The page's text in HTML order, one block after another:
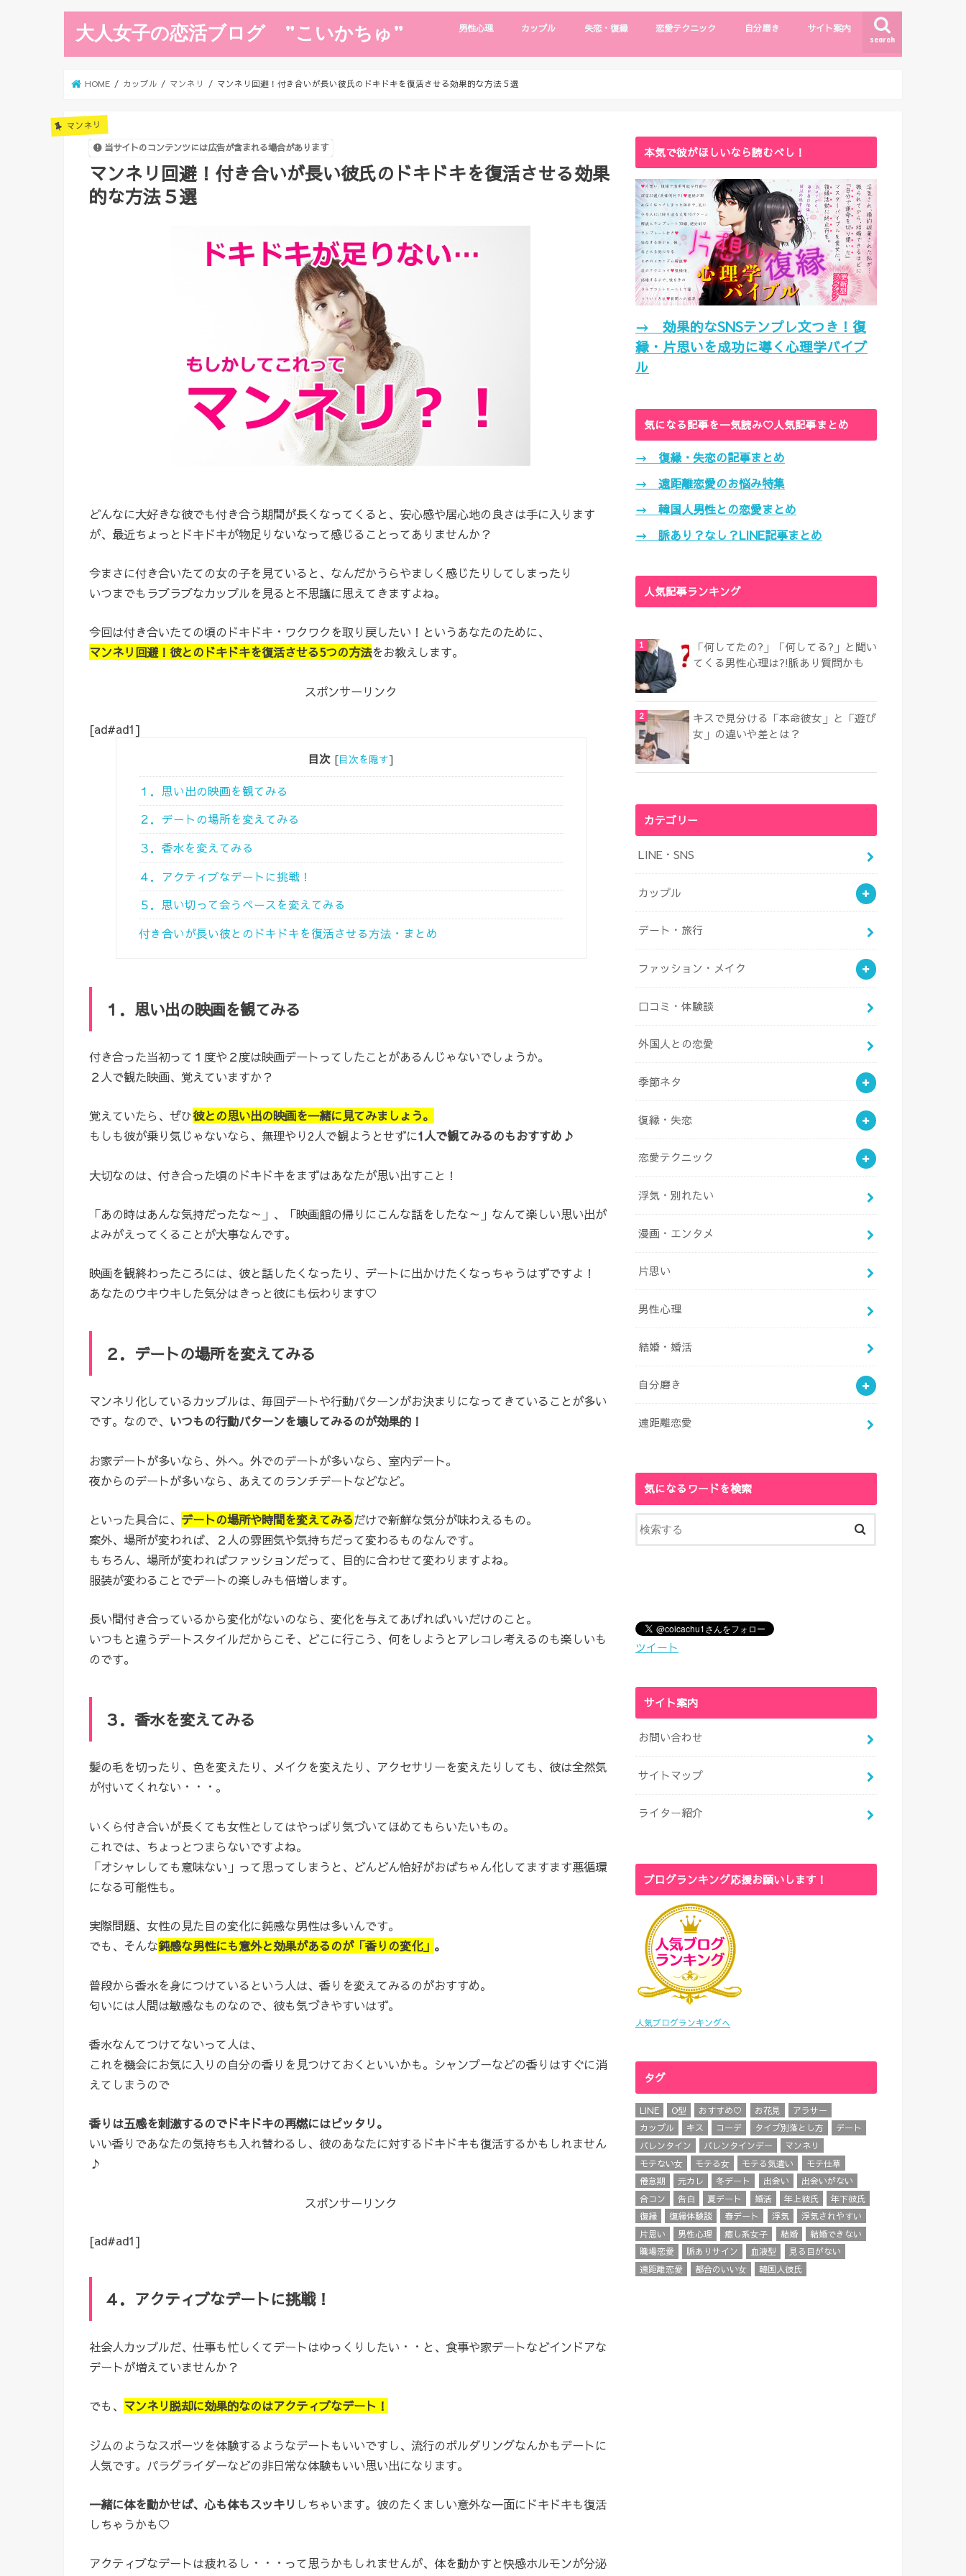
大人女子の恋活ブログ ”こいかちゅ” search
男性心理
片思い
男性心理
浮気・別れたい
カップル
デート・旅行
遠距離恋愛
年下彼氏
失恋・復縁
復縁・失恋
復縁の裏技
恋愛テクニック
モテしぐさ
恋愛テクニック
自分磨き
ファッション・メイク
自分磨き
出会い
漫画・エンタメ
サイト案内
サイトマップ
ライター紹介
お問い合わせ
HOME カップル マンネリ マンネリ回避！付き合いが長い彼氏のドキドキを復活させる効果的な方法５選
マンネリ
当サイトのコンテンツには広告が含まれる場合があります
マンネリ回避！付き合いが長い彼氏のドキドキを復活させる効果
的な方法５選
どんなに大好きな彼でも付き合う期間が長くなってくると、安心感や居心地の良さは手に入ります
が、最近ちょっとドキドキが物足りないなって感じることってありませんか？
今まさに付き合いたての女の子を見ていると、なんだかうらやましく感じたりしてしまったり
いつまでもラブラブなカップルを見ると不思議に思えてきますよね。
今回は付き合いたての頃のドキドキ・ワクワクを取り戻したい！というあなたのために、
マンネリ回避！彼とのドキドキを復活させる5つの方法をお教えします。
スポンサーリンク
[ad#ad1]
目次 [目次を隠す]
１．思い出の映画を観てみる
２．デートの場所を変えてみる
３．香水を変えてみる
４．アクティブなデートに挑戦！
５．思い切って会うペースを変えてみる
付き合いが長い彼とのドキドキを復活させる方法・まとめ
１．思い出の映画を観てみる
付き合った当初って１度や２度は映画デートってしたことがあるんじゃないでしょうか。
２人で観た映画、覚えていますか？
覚えていたら、ぜひ彼との思い出の映画を一緒に見てみましょう。
もしも彼が乗り気じゃないなら、無理やり2人で観ようとせずに1人で観てみるのもおすすめ♪
大切なのは、付き合った頃のドキドキをまずはあなたが思い出すこと！
「あの時はあんな気持だったな～」、「映画館の帰りにこんな話をしたな～」なんて楽しい思い出が
よみがえってくることが大事なんです。
映画を観終わったころには、彼と話したくなったり、デートに出かけたくなっちゃうはずですよ！
あなたのウキウキした気分はきっと彼にも伝わります♡
２．デートの場所を変えてみる
マンネリ化しているカップルは、毎回デートや行動パターンがお決まりになってきていることが多い
です。なので、 いつもの行動パターンを壊してみるのが効果的！
お家デートが多いなら、外へ。外でのデートが多いなら、室内デート。
夜からのデートが多いなら、あえてのランチデートなどなど。
といった具合に、 デートの場所や時間を変えてみるだけで新鮮な気分が味わえるもの。
案外、場所が変われば、２人の雰囲気や気持ちだって変わるものなんです。
もちろん、場所が変わればファッションだって、目的に合わせて変わりますよね。
服装が変わることでデートの楽しみも倍増します。
長い間付き合っているから変化がないのなら、変化を与えてあげればいいだけのこと。
いつもと違うデートスタイルだからこそ、どこに行こう、何をしようとアレコレ考えるのも楽しいも
のです。
３．香水を変えてみる
髪の毛を切ったり、色を変えたり、メイクを変えたり、アクセサリーを変えたりしても、彼は全然気
が付いてくれない・・・。
いくら付き合いが長くても女性としてはやっぱり気づいてほめてもらいたいもの。
これでは、ちょっとつまらないですよね。
「オシャレしても意味ない」って思ってしまうと、どんどん恰好がおばちゃん化してますます悪循環
になる可能性も。
実際問題、女性の見た目の変化に鈍感な男性は多いんです。
でも、そんな鈍感な男性にも意外と効果があるのが「香りの変化」 。
普段から香水を身につけているという人は、香りを変えてみるのがおすすめ。
匂いには人間は敏感なものなので、彼も気づきやすいはず。
香水なんてつけてないって人は、
これを機会にお気に入りの自分の香りを見つけておくといいかも。シャンプーなどの香りはすぐに消
えてしまうので
香りは五感を刺激するのでドキドキの再燃にはピッタリ。
いい香りであなたの気持ちも入れ替わるし、彼のあなたに対するドキドキも復活するかもしれません
♪
スポンサーリンク
[ad#ad1]
４．アクティブなデートに挑戦！
社会人カップルだ、仕事も忙しくてデートはゆっくりしたい・・と、食事や家デートなどインドアな
デートが増えていませんか？
でも、 マンネリ脱却に効果的なのはアクティブなデート！
ジムのようなスポーツを体験するようなデートもいいですし、流行のボルダリングなんかもデートに
人気です。パラグライダーなどの非日常な体験もいい思い出になります。
一緒に体を動かせば、心も体もスッキリ しちゃいます。彼のたくましい意外な一面にドキドキも復活
しちゃうかも♡
アクティブなデートは疲れるし・・・って思うかもしれませんが、体を動かすと快感ホルモンが分泌
本気で彼がほしいなら読むべし！
→ 効果的なSNSテンプレ文つき！復
縁・片思いを成功に導く心理学バイブ
ル
気になる記事を一気読み♡人気記事まとめ
→ 復縁・失恋の記事まとめ
→ 遠距離恋愛のお悩み特集
→ 韓国人男性との恋愛まとめ
→ 脈あり？なし？LINE記事まとめ
人気記事ランキング
「何してたの?」「何してる?」と聞い
てくる男性心理は?!脈あり質問かも
キスで見分ける「本命彼女」と「遊び
女」の違いや差とは？
カテゴリー
LINE・SNS
カップル
デート・旅行
ファッション・メイク
口コミ・体験談
外国人との恋愛
季節ネタ
復縁・失恋
恋愛テクニック
浮気・別れたい
漫画・エンタメ
片思い
男性心理
結婚・婚活
自分磨き
遠距離恋愛
気になるワードを検索
ツイート
サイト案内
お問い合わせ
サイトマップ
ライター紹介
ブログランキング応援お願いします！
人気ブログランキングへ
タグ
LINE O型 おすすめ♡ お花見
アラサー
カップル
キス コーデ タイプ別落とし方
デート
バレンタイン
バレンタインデー
マンネリ
モテない女
モテる女 モテる気遣い
モテ仕草
倦怠期
元カレ 冬デート 出会い
出会いがない
合コン
告白 夏デート 婚活 年上彼氏
年下彼氏
復縁
復縁体験談 春デート 浮気
浮気されやすい
片思い
男性心理 癒し系女子 結婚
結婚できない
職場恋愛
脈ありサイン 血液型
見る目がない
遠距離恋愛
都合のいい女 韓国人彼氏